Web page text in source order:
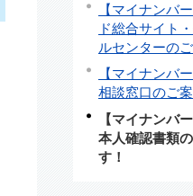
【マイナンバ
ド総合サイト
ルセンターの
【マイナンバ
相談窓口のご
【マイナンバ
本人確認書類
す！